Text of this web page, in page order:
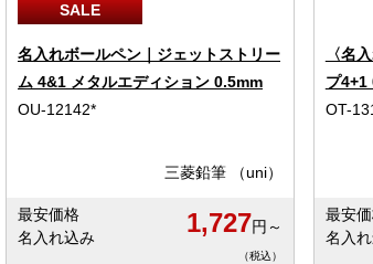
SALE
名入れボールペン｜ジェットストリー
ム 4&1 メタルエディション 0.5mm
OU-12142*
三菱鉛筆 （uni）
最安価格
名入れ込み
1,727円～
（税込）
〈名
プ4+1
OT-
最安
名入